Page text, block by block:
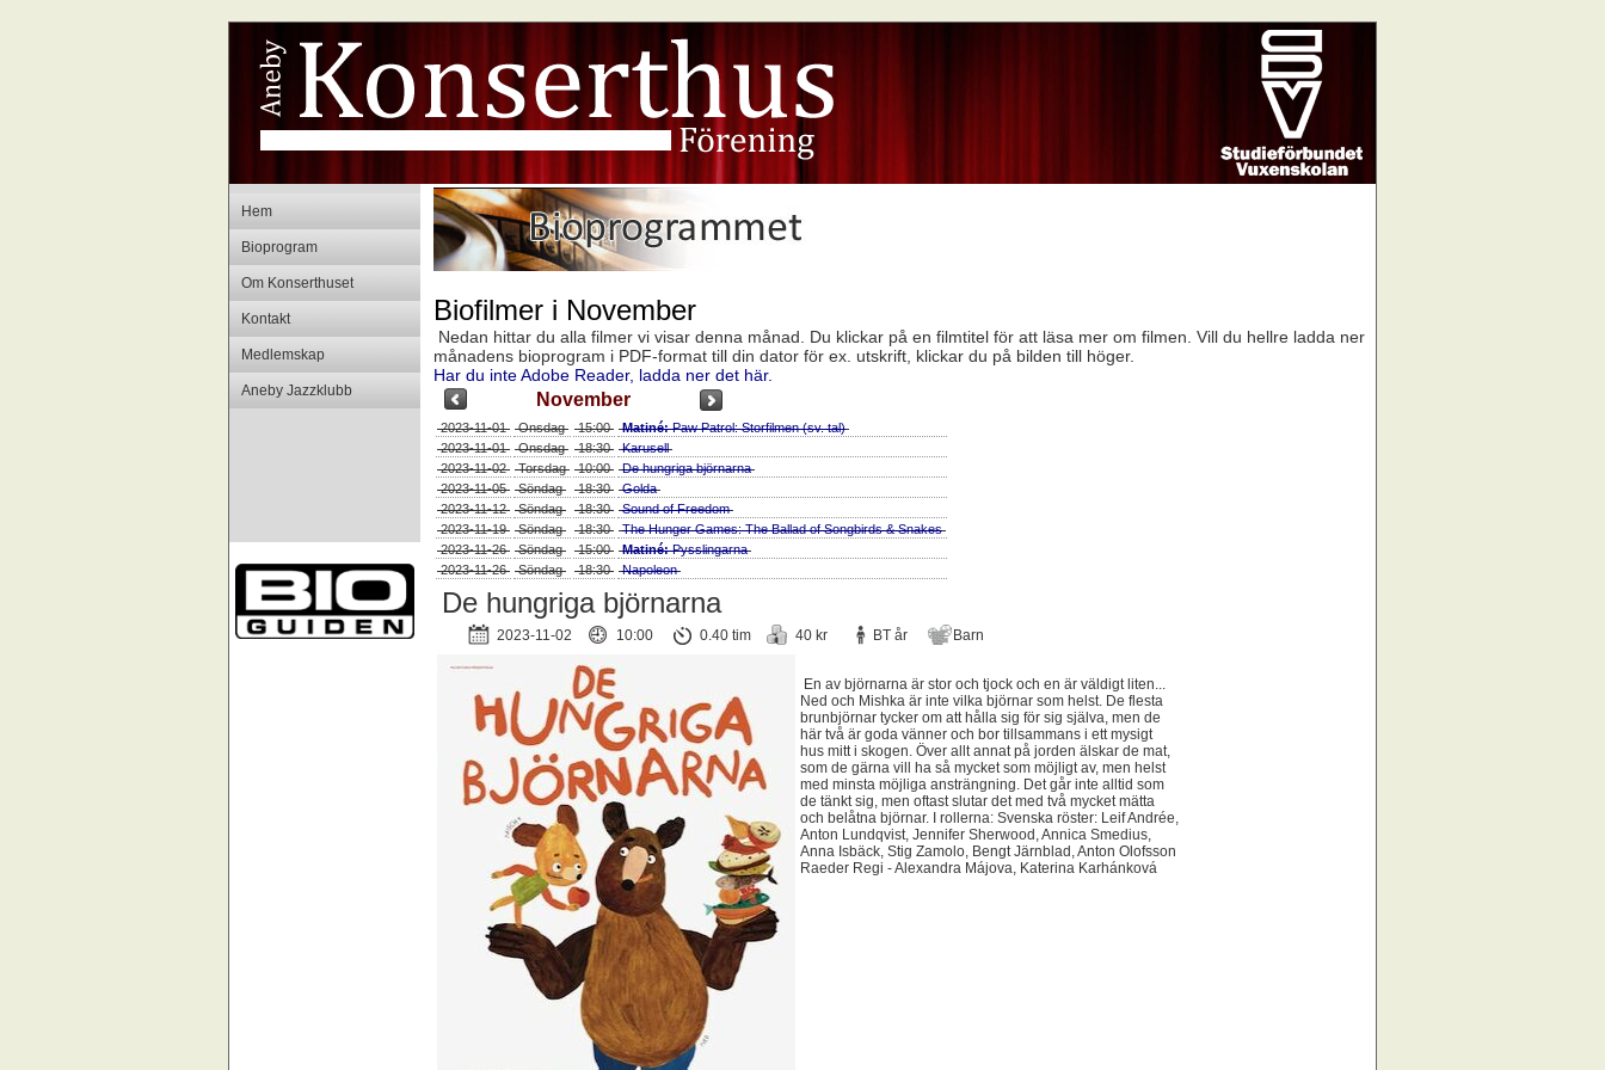
Hem
Bioprogram
Om Konserthuset
Kontakt
Medlemskap
Aneby Jazzklubb
Biofilmer i November
Nedan hittar du alla filmer vi visar denna månad. Du klickar på en filmtitel för att läsa mer om filmen. Vill du hellre ladda ner
månadens bioprogram i PDF-format till din dator för ex. utskrift, klickar du på bilden till höger.
Har du inte Adobe Reader, ladda ner det här.
November
2023-11-01 Onsdag 15:00 Matiné:Paw Patrol: Storfilmen (sv. tal)
2023-11-01 Onsdag 18:30 Karusell
2023-11-02 Torsdag 10:00 De hungriga björnarna
2023-11-05 Söndag 18:30 Golda
2023-11-12 Söndag 18:30 Sound of Freedom
2023-11-19 Söndag 18:30 The Hunger Games: The Ballad of Songbirds & Snakes
2023-11-26 Söndag 15:00 Matiné:Pysslingarna
2023-11-26 Söndag 18:30 Napoleon
De hungriga björnarna
2023-11-02 10:00 0.40 tim 40 kr BT år Barn
En av björnarna är stor och tjock och en är väldigt liten...
Ned och Mishka är inte vilka björnar som helst. De flesta
brunbjörnar tycker om att hålla sig för sig själva, men de
här två är goda vänner och bor tillsammans i ett mysigt
hus mitt i skogen. Över allt annat på jorden älskar de mat,
som de gärna vill ha så mycket som möjligt av, men helst
med minsta möjliga ansträngning. Det går inte alltid som
de tänkt sig, men oftast slutar det med två mycket mätta
och belåtna björnar. I rollerna: Svenska röster: Leif Andrée,
Anton Lundqvist, Jennifer Sherwood, Annica Smedius,
Anna Isbäck, Stig Zamolo, Bengt Järnblad, Anton Olofsson
Raeder Regi - Alexandra Májova, Katerina Karhánková